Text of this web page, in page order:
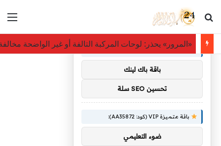
بحث عن
«المرور» يحذر: لوحات المركبة التالفة أو غير الواضحة مخالفة
توصيات :
باقة متميزة VIP (كود: AA11138):
باقة باك لينك
تحسين SEO سلة
باقة متميزة VIP (كود: AA35872):
ضوء التعليمي